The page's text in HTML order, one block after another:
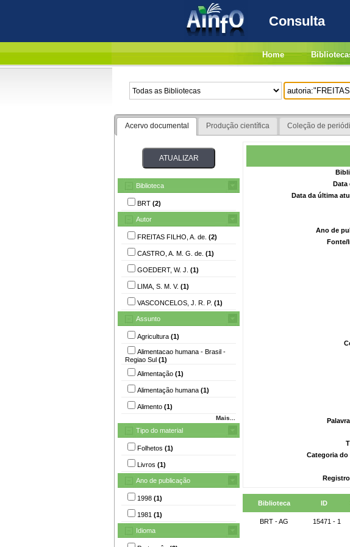
Consulta
Home
Acervo documental Produção científica Coleção de
Biblioteca
BRT (2)
Autor
FREITAS FILHO, A. de. (2)
CASTRO, A. M. G. de. (1)
GOEDERT, W. J. (1)
LIMA, S. M. V. (1)
VASCONCELOS, J. R. P. (1)
Assunto
Agricultura (1)
Alimentacao humana - Brasil -
Regiao Sul (1)
Alimentação (1)
Alimentação humana (1)
Alimento (1)
Mais...
Tipo do material
Folhetos (1)
Livros (1)
Ano de publicação
1998 (1)
1981 (1)
Idioma
Data
Data da última
Ano de
Fonte/
Categoria
Biblioteca ID
BRT - AG 15471 - 1